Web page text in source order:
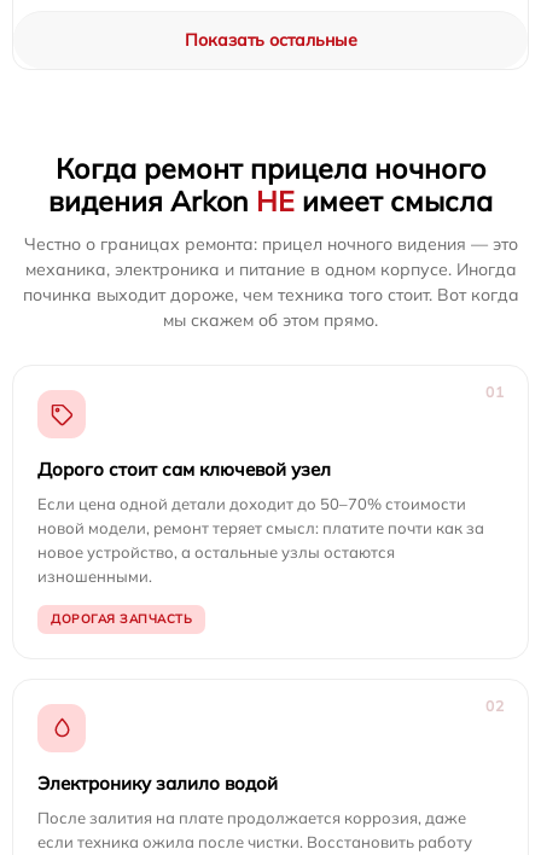
Показать остальные
Когда ремонт прицела ночного
видения Arkon НЕ имеет смысла
Честно о границах ремонта: прицел ночного видения — это
механика, электроника и питание в одном корпусе. Иногда
починка выходит дороже, чем техника того стоит. Вот когда
мы скажем об этом прямо.
01
Дорого стоит сам ключевой узел
Если цена одной детали доходит до 50–70% стоимости
новой модели, ремонт теряет смысл: платите почти как за
новое устройство, а остальные узлы остаются
изношенными.
ДОРОГАЯ ЗАПЧАСТЬ
02
Электронику залило водой
После залития на плате продолжается коррозия, даже
если техника ожила после чистки. Восстановить работу